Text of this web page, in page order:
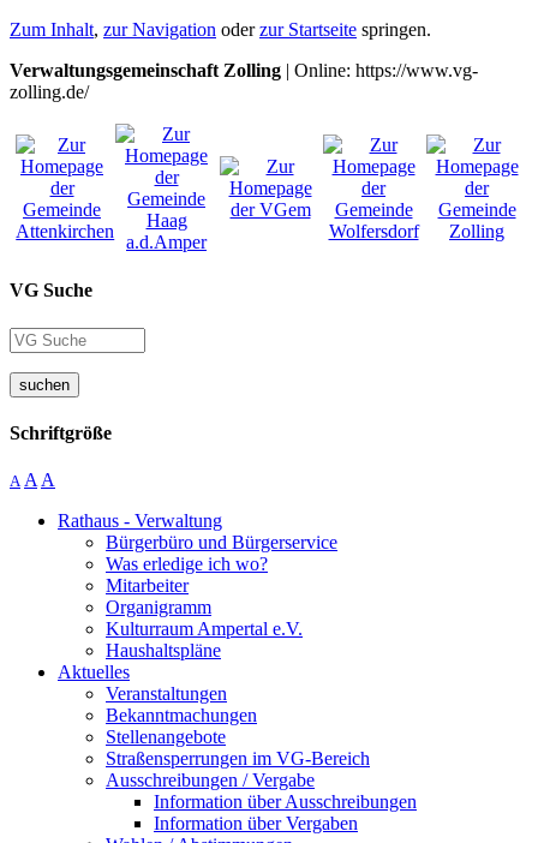
Zum Inhalt, zur Navigation oderzur Startseite springen.
Verwaltungsgemeinschaft Zolling | Online: https://www.vg-
zolling.de/
VG Suche
suchen
Schriftgröße
A A A
Rathaus - Verwaltung
Bürgerbüro und Bürgerservice
Was erledige ich wo?
Mitarbeiter
Organigramm
Kulturraum Ampertal e.V.
Haushaltspläne
Aktuelles
Veranstaltungen
Bekanntmachungen
Stellenangebote
Straßensperrungen im VG-Bereich
Ausschreibungen / Vergabe
Information über Ausschreibungen
Information über Vergaben